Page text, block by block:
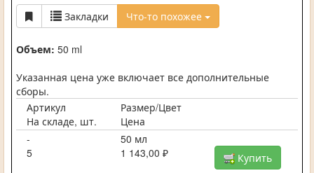
Закладки Что-то похожее
Объем: 50 ml
Указанная цена уже включает все дополнительные
сборы.
Артикул
Размер/Цвет
На складе, шт.
Цена
-
50 мл
5
1 143,00 ₽ Купить